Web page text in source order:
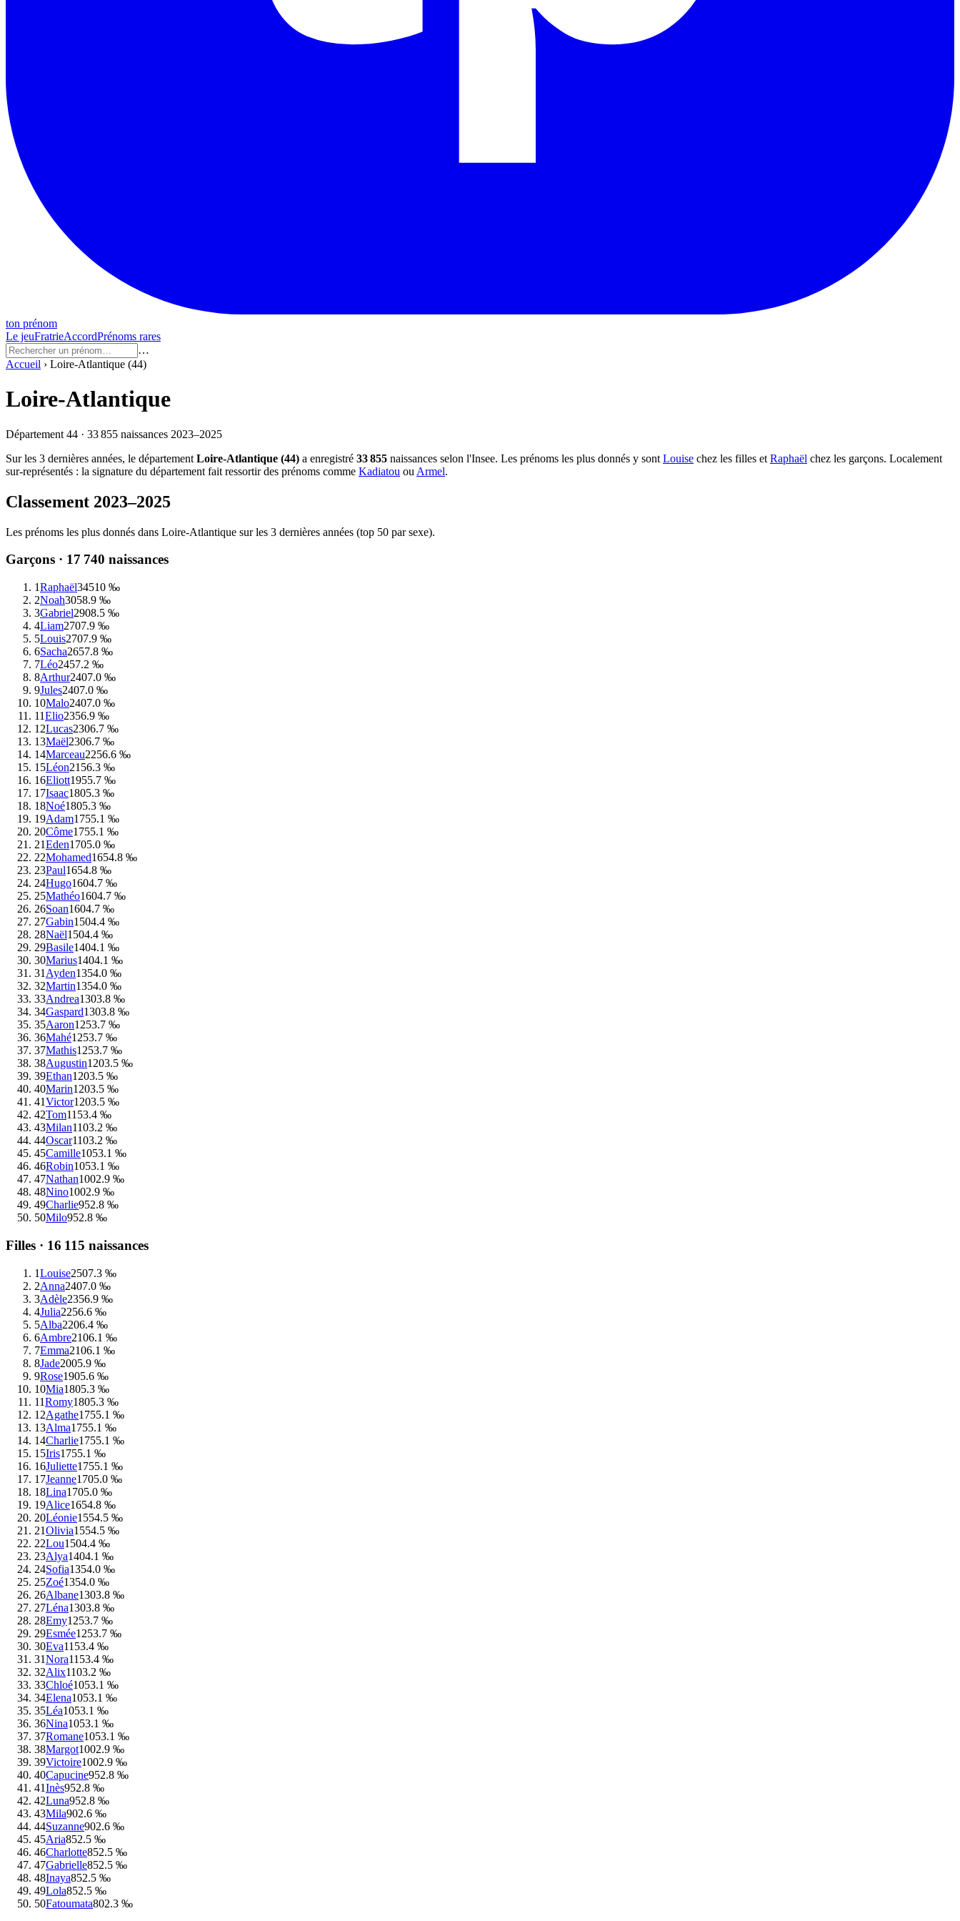
ton prénom
Le jeuFratrieAccordPrénoms rares
…
Accueil › Loire-Atlantique (44)
Loire-Atlantique
Département 44 · 33 855 naissances 2023–2025
Sur les 3 dernières années, le département Loire-Atlantique (44) a enregistré 33 855 naissances selon l'Insee. Les prénoms les plus donnés y sont Louise chez les filles et Raphaël chez les garçons. Localement
sur-représentés : la signature du département fait ressortir des prénoms comme Kadiatou ou Armel.
Classement 2023–2025
Les prénoms les plus donnés dans Loire-Atlantique sur les 3 dernières années (top 50 par sexe).
Garçons · 17 740 naissances
1Raphaël34510 ‰
2Noah3058.9 ‰
3Gabriel2908.5 ‰
4Liam2707.9 ‰
5Louis2707.9 ‰
6Sacha2657.8 ‰
7Léo2457.2 ‰
8Arthur2407.0 ‰
9Jules2407.0 ‰
10Malo2407.0 ‰
11Elio2356.9 ‰
12Lucas2306.7 ‰
13Maël2306.7 ‰
14Marceau2256.6 ‰
15Léon2156.3 ‰
16Eliott1955.7 ‰
17Isaac1805.3 ‰
18Noé1805.3 ‰
19Adam1755.1 ‰
20Côme1755.1 ‰
21Eden1705.0 ‰
22Mohamed1654.8 ‰
23Paul1654.8 ‰
24Hugo1604.7 ‰
25Mathéo1604.7 ‰
26Soan1604.7 ‰
27Gabin1504.4 ‰
28Naël1504.4 ‰
29Basile1404.1 ‰
30Marius1404.1 ‰
31 Ayden1354.0 ‰
32Martin1354.0 ‰
33Andrea1303.8 ‰
34Gaspard1303.8 ‰
35Aaron1253.7 ‰
36Mahé1253.7 ‰
37Mathis1253.7 ‰
38Augustin1203.5 ‰
39Ethan1203.5 ‰
40Marin1203.5 ‰
41Victor1203.5 ‰
42Tom1153.4 ‰
43Milan1103.2 ‰
44Oscar1103.2 ‰
45Camille1053.1 ‰
46Robin1053.1 ‰
47Nathan1002.9 ‰
48Nino1002.9 ‰
49Charlie952.8 ‰
50Milo952.8 ‰
Filles · 16 115 naissances
1Louise2507.3 ‰
2Anna2407.0 ‰
3Adèle2356.9 ‰
4Julia2256.6 ‰
5Alba2206.4 ‰
6Ambre2106.1 ‰
7Emma2106.1 ‰
8Jade2005.9 ‰
9Rose1905.6 ‰
10Mia1805.3 ‰
11Romy1805.3 ‰
12Agathe1755.1 ‰
13Alma1755.1 ‰
14Charlie1755.1 ‰
15Iris1755.1 ‰
16Juliette1755.1 ‰
17Jeanne1705.0 ‰
18Lina1705.0 ‰
19Alice1654.8 ‰
20Léonie1554.5 ‰
21Olivia1554.5 ‰
22Lou1504.4 ‰
23Alya1404.1 ‰
24Sofia1354.0 ‰
25Zoé1354.0 ‰
26Albane1303.8 ‰
27Léna1303.8 ‰
28Emy1253.7 ‰
29Esmée1253.7 ‰
30Eva1153.4 ‰
31Nora1153.4 ‰
32Alix1103.2 ‰
33Chloé1053.1 ‰
34Elena1053.1 ‰
35Léa1053.1 ‰
36Nina1053.1 ‰
37Romane1053.1 ‰
38Margot1002.9 ‰
39Victoire1002.9 ‰
40Capucine952.8 ‰
41Inès952.8 ‰
42Luna952.8 ‰
43Mila902.6 ‰
44Suzanne902.6 ‰
45Aria852.5 ‰
46Charlotte852.5 ‰
47Gabrielle852.5 ‰
48Inaya852.5 ‰
49Lola852.5 ‰
50Fatoumata802.3 ‰